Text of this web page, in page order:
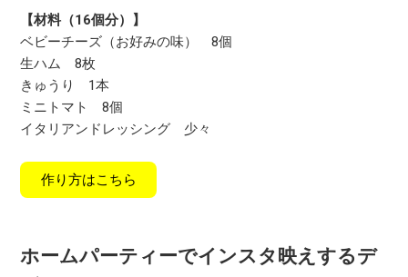
【材料（16個分）】
ベビーチーズ（お好みの味）8個
生ハム8枚
きゅうり 1本
ミニトマト8個
イタリアンドレッシング 少々
作り方はこちら
ホームパーティーでインスタ映えするデ